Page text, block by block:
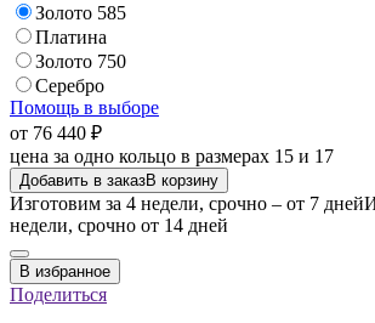
Золото 585
Платина
Золото 750
Серебро
Помощь в выборе
от 76 440 ₽
цена за одно кольцо в размерах 15 и 17
Добавить в заказВ корзину
Изготовим за 4 недели, срочно – от 7 дней
недели, срочно от 14 дней
В избранное
Поделиться